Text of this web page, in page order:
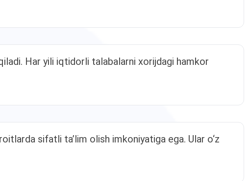
Har yili iqtidorli talabalarni xorijdagi hamkor
sifatli ta’lim olish imkoniyatiga ega. Ular o‘z